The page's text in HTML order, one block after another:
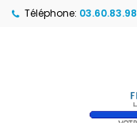
Téléphone: